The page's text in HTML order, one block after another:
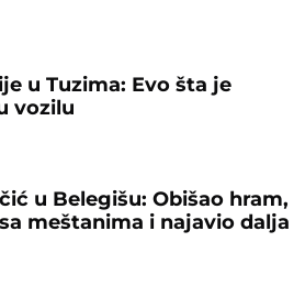
u Tuzima: Evo šta je
vozilu
u Belegišu: Obišao hram,
meštanima i najavio dalja